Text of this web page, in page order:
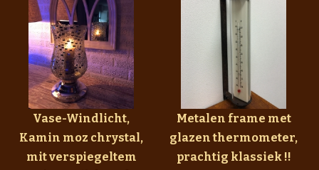
Vase-Windlicht,
Kamin moz chrystal,
mit verspiegeltem
Metalen frame met
glazen thermometer,
prachtig klassiek !!